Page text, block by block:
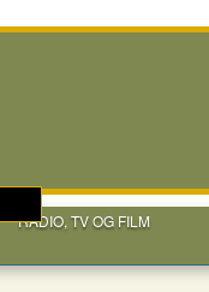
RADIO, TV OG FILM